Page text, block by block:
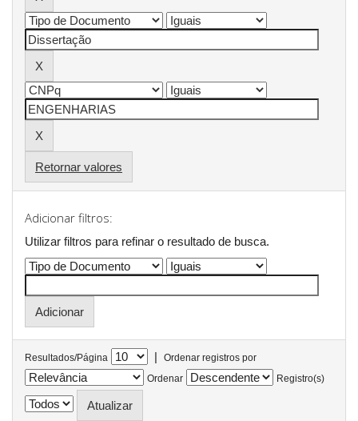
Retornar valores
Adicionar filtros:
Utilizar filtros para refinar o resultado de busca.
Resultados/Página |
Ordenar registros por
Ordenar
Registro(s)